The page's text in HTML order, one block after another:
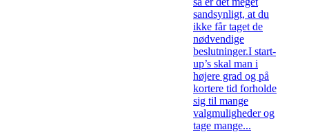
sandsynligt, at du
ikke får taget de
nødvendige
beslutninger.I start-
up’s skal man i
højere grad og på
kortere tid forholde
sig til mange
valgmuligheder og
tage mange...